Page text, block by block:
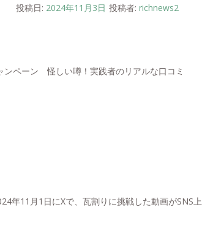
投稿日: 2024年11月3日 投稿者: richnews2
ペーン 怪しい噂！実践者のリアルな口コミ
年11月1日にXで、瓦割りに挑戦した動画がSNS上